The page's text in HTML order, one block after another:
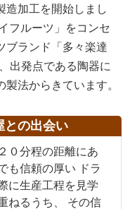
造加工を開始しまし
フルーツ」をコンセ
ブランド「多々楽達
出発点である陶器に
法からきています。
との出会い
０分程の距離にあ
も信頼の厚い ドラ
に生産工程を見学
ねるうち、 その信